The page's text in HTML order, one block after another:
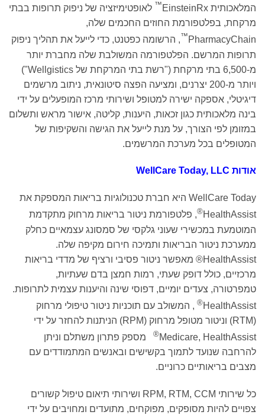
המלאכותית EinsteinRx
™ לאופטימיזציה של ניפוק תרופות בבתי
מרקחת, בפלטפורמת החוזים החכמים שלה,
PharmacyChain
™, הרשומה כפטנט, כדי לייעל את תהליך ניפוק
תרופות המרשם. הפלטפורמה המשולבת שלה מחברת יותר
מ-6,500 בתי מרקחת ("רשת בתי המרקחת של Wellgistics")
ויותר מ-200 יצרנים, ומציעה הפצה סיטונאית, ניתוב מרשמים
דיגיטלי, אספקה ​​ישירה למטופל ושירותי מרכז המופעלים על ידי
בינה מלאכותית כגון זכאות, היענות, קליטה, אישור מראש ותשלום
במזומן לפי הצורך, על מנת לייעל את הגישה והשקיפות של
המטופלים בכל מערכת המרשמים.
אודות WellCare Today, LLC
WellCare Today היא חברת טכנולוגיות בריאות המספקת את
HealthAssist
®, פלטפורמת ניטור בריאות מרחוק מתקדמת
המוטמעת במכשירי שעוני גלקסי של סמסונג עצמאיים כחלק
ממערכת ניטור הבריאות ותמיכה חירום מקיפה שלה.
HealthAssist® מאפשר ניטור פסיבי ורציף של מדדי בריאות
מרכזיים, כולל דופק שעתי, רמות חמצן בדם שעתיות,
טמפרטורה, צעדים יומיים, דפוסי שינה והיענות עצמית לתרופות.
HealthAssist
® , המשולב עם תוכניות ניטור טיפולי מרחוק
(RTM) וניטור מטופל מרחוק (RPM) הניתנות להחזר על ידי
Medicare, HealthAssist
® מספק פתרון משתלם וניתן
להרחבה שנועד לתמוך בקשישים ובאנשים המתמודדים עם
מצבים בריאותיים כרוניים.
כל שירותי RPM, RTM, CCM ושירותי תיאום טיפול קשורים
צפויים להיות מסופקים, מפוקחים, מתועדים ומחויבים על ידי